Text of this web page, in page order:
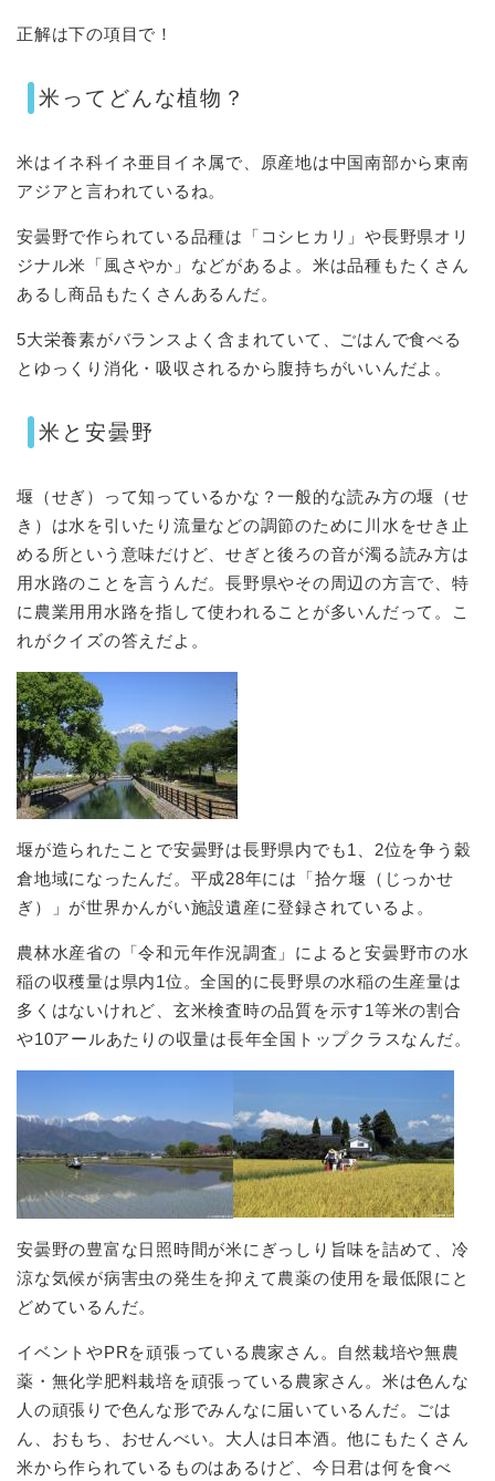
正解は下の項目で！
米ってどんな植物？
米はイネ科イネ亜目イネ属で、原産地は中国南部から東南
アジアと言われているね。
安曇野で作られている品種は「コシヒカリ」や長野県オリ
ジナル米「風さやか」などがあるよ。米は品種もたくさん
あるし商品もたくさんあるんだ。
5大栄養素がバランスよく含まれていて、ごはんで食べる
とゆっくり消化・吸収されるから腹持ちがいいんだよ。
米と安曇野
堰（せぎ）って知っているかな？一般的な読み方の堰（せ
き）は水を引いたり流量などの調節のために川水をせき止
める所という意味だけど、せぎと後ろの音が濁る読み方は
用水路のことを言うんだ。長野県やその周辺の方言で、特
に農業用用水路を指して使われることが多いんだって。こ
れがクイズの答えだよ。
堰が造られたことで安曇野は長野県内でも1、2位を争う穀
倉地域になったんだ。平成28年には「拾ケ堰（じっかせ
ぎ）」が世界かんがい施設遺産に登録されているよ。
農林水産省の「令和元年作況調査」によると安曇野市の水
稲の収穫量は県内1位。全国的に長野県の水稲の生産量は
多くはないけれど、玄米検査時の品質を示す1等米の割合
や10アールあたりの収量は長年全国トップクラスなんだ。
安曇野の豊富な日照時間が米にぎっしり旨味を詰めて、冷
涼な気候が病害虫の発生を抑えて農薬の使用を最低限にと
どめているんだ。
イベントやPRを頑張っている農家さん。自然栽培や無農
薬・無化学肥料栽培を頑張っている農家さん。米は色んな
人の頑張りで色んな形でみんなに届いているんだ。ごは
ん、おもち、おせんべい。大人は日本酒。他にもたくさん
米から作られているものはあるけど、今日君は何を食べ